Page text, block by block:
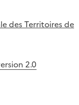
des Territoires de
2.0